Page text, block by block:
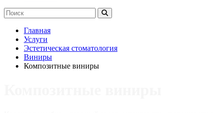
Главная
Услуги
Эстетическая стоматология
Виниры
Композитные виниры